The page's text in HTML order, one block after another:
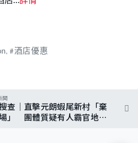
酒店優惠
聞
查｜直擊元朗蝦尾新村「棄
」 團體質疑有人霸官地做